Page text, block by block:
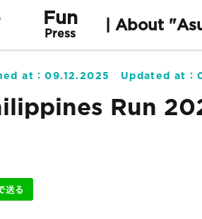
Fun
Press | About
at：09.12.2025 Updated at：
Run
送る